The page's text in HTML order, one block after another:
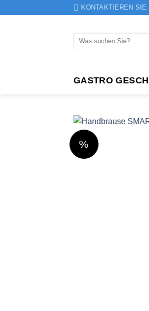
KONTAKTIEREN SIE
Suchen
GASTRO
%